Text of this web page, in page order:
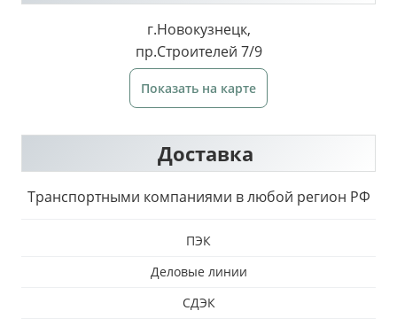
г.Новокузнецк,
пр.Строителей 7/9
Показать на карте
Доставка
Транспортными компаниями в любой регион РФ
ПЭК
Деловые линии
СДЭК